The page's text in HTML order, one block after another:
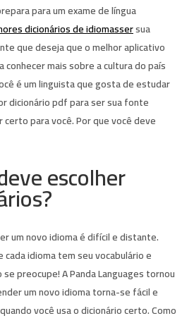
para um exame de língua
dicionários de idiomassersua
que deseja que o melhor aplicativo
conhecer mais sobre a cultura do país
é um linguista que gosta de estudar
dicionário pdf para ser sua fonte
para você. Por que você deve
escolher
um novo idioma é difícil e distante.
idioma tem seu vocabulário e
preocupe! A Panda Languages ​​tornou
um novo idioma torna-se fácil e
você usa o dicionário certo. Como